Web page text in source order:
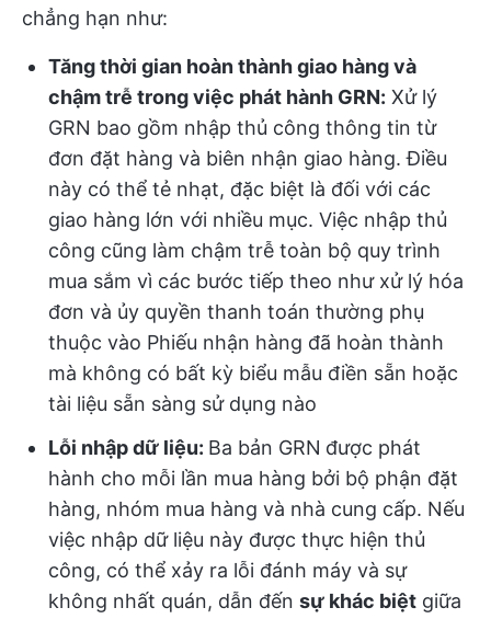
chẳng hạn như:
Tăng thời gian hoàn thành giao hàng và
chậm trễ trong việc phát hành GRN: Xử lý
GRN bao gồm nhập thủ công thông tin từ
đơn đặt hàng và biên nhận giao hàng. Điều
này có thể tẻ nhạt, đặc biệt là đối với các
giao hàng lớn với nhiều mục. Việc nhập thủ
công cũng làm chậm trễ toàn bộ quy trình
mua sắm vì các bước tiếp theo như xử lý hóa
đơn và ủy quyền thanh toán thường phụ
thuộc vào Phiếu nhận hàng đã hoàn thành
mà không có bất kỳ biểu mẫu điền sẵn hoặc
tài liệu sẵn sàng sử dụng nào
Lỗi nhập dữ liệu: Ba bản GRN được phát
hành cho mỗi lần mua hàng bởi bộ phận đặt
hàng, nhóm mua hàng và nhà cung cấp. Nếu
việc nhập dữ liệu này được thực hiện thủ
công, có thể xảy ra lỗi đánh máy và sự
không nhất quán, dẫn đến sự khác biệt giữa